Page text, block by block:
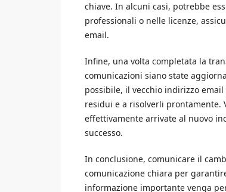
chiave. In alcuni casi, potrebbe
professionali o nelle licenze,
email.
Infine, una volta completata la
comunicazioni siano state
possibile, il vecchio indirizzo
residui e a risolverli prontamente.
effettivamente arrivate al nuovo
successo.
In conclusione, comunicare il
comunicazione chiara per
informazione importante venga